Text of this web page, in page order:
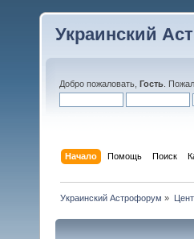
Украинский
Добро пожаловать, Гость .
Начало Помощь Поиск
Украинский Астрофорум »